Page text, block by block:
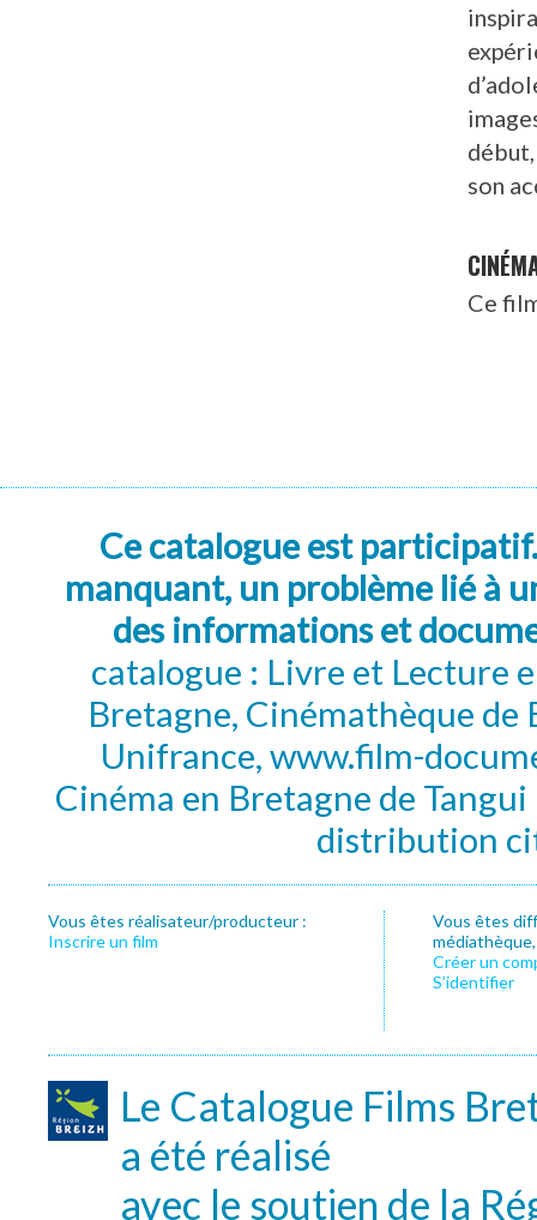
son
Ce
Ce catalogue est
manquant, un problème lié à
des informations et
catalogue : Livre et Lecture
Bretagne, Cinémathèque de
Unifrance, www.film-
Cinéma en Bretagne de
distribution
Vous êtes réalisateur/producteur :
Inscrire un film
Vous êtes
Créer un
S’identifier
Le Catalogue Films
a été réalisé
avec le soutien de la